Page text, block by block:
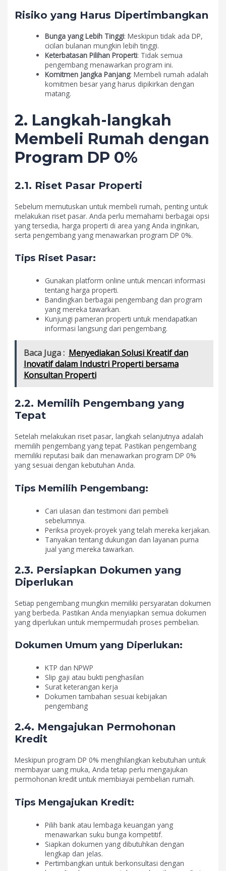
Risiko yang Harus Dipertimbangkan
Bunga yang Lebih Tinggi: Meskipun tidak ada DP,
cicilan bulanan mungkin lebih tinggi.
Keterbatasan Pilihan Properti: Tidak semua
pengembang menawarkan program ini.
Komitmen Jangka Panjang: Membeli rumah adalah
komitmen besar yang harus dipikirkan dengan
matang.
2. Langkah-langkah
Membeli Rumah dengan
Program DP 0%
2.1. Riset Pasar Properti
Sebelum memutuskan untuk membeli rumah, penting untuk
melakukan riset pasar. Anda perlu memahami berbagai opsi
yang tersedia, harga properti di area yang Anda inginkan,
serta pengembang yang menawarkan program DP 0%.
Tips Riset Pasar:
Gunakan platform online untuk mencari informasi
tentang harga properti.
Bandingkan berbagai pengembang dan program
yang mereka tawarkan.
Kunjungi pameran properti untuk mendapatkan
informasi langsung dari pengembang.
Baca Juga : Menyediakan Solusi Kreatif dan
Inovatif dalam Industri Properti bersama
Konsultan Properti
2.2. Memilih Pengembang yang
Tepat
Setelah melakukan riset pasar, langkah selanjutnya adalah
memilih pengembang yang tepat. Pastikan pengembang
memiliki reputasi baik dan menawarkan program DP 0%
yang sesuai dengan kebutuhan Anda.
Tips Memilih Pengembang:
Cari ulasan dan testimoni dari pembeli
sebelumnya.
Periksa proyek-proyek yang telah mereka kerjakan.
Tanyakan tentang dukungan dan layanan purna
jual yang mereka tawarkan.
2.3. Persiapkan Dokumen yang
Diperlukan
Setiap pengembang mungkin memiliki persyaratan dokumen
yang berbeda. Pastikan Anda menyiapkan semua dokumen
yang diperlukan untuk mempermudah proses pembelian.
Dokumen Umum yang Diperlukan:
KTP dan NPWP
Slip gaji atau bukti penghasilan
Surat keterangan kerja
Dokumen tambahan sesuai kebijakan
pengembang
2.4. Mengajukan Permohonan
Kredit
Meskipun program DP 0% menghilangkan kebutuhan untuk
membayar uang muka, Anda tetap perlu mengajukan
permohonan kredit untuk membiayai pembelian rumah.
Tips Mengajukan Kredit:
Pilih bank atau lembaga keuangan yang
menawarkan suku bunga kompetitif.
Siapkan dokumen yang dibutuhkan dengan
lengkap dan jelas.
Pertimbangkan untuk berkonsultasi dengan